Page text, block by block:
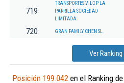
719
TRANSPORTES VILOP LA
PARRILLA SOCIEDAD
LIMITADA.
720 GRAN FAMILY CHEN SL.
Ver
Posición 199.042 en el Ranking de